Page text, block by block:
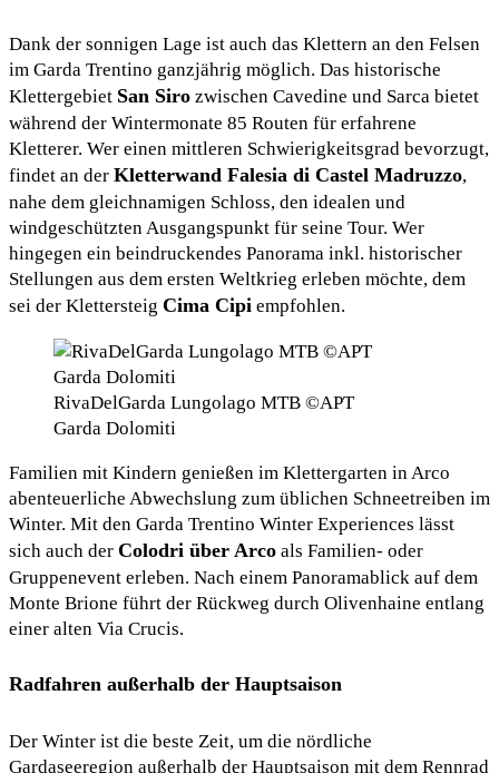
Dank der sonnigen Lage ist auch das Klettern an den Felsen
im Garda Trentino ganzjährig möglich. Das historische
Klettergebiet San Siro zwischen Cavedine und Sarca bietet
während der Wintermonate 85 Routen für erfahrene
Kletterer. Wer einen mittleren Schwierigkeitsgrad bevorzugt,
findet an der Kletterwand Falesia di Castel Madruzzo,
nahe dem gleichnamigen Schloss, den idealen und
windgeschützten Ausgangspunkt für seine Tour. Wer
hingegen ein beindruckendes Panorama inkl. historischer
Stellungen aus dem ersten Weltkrieg erleben möchte, dem
sei der Klettersteig Cima Cipi empfohlen.
RivaDelGarda Lungolago MTB ©APT
Garda Dolomiti
Familien mit Kindern genießen im Klettergarten in Arco
abenteuerliche Abwechslung zum üblichen Schneetreiben im
Winter. Mit den Garda Trentino Winter Experiences lässt
sich auch der Colodri über Arco als Familien- oder
Gruppenevent erleben. Nach einem Panoramablick auf dem
Monte Brione führt der Rückweg durch Olivenhaine entlang
einer alten Via Crucis.
Radfahren außerhalb der Hauptsaison
Der Winter ist die beste Zeit, um die nördliche
Gardaseeregion außerhalb der Hauptsaison mit dem Rennrad